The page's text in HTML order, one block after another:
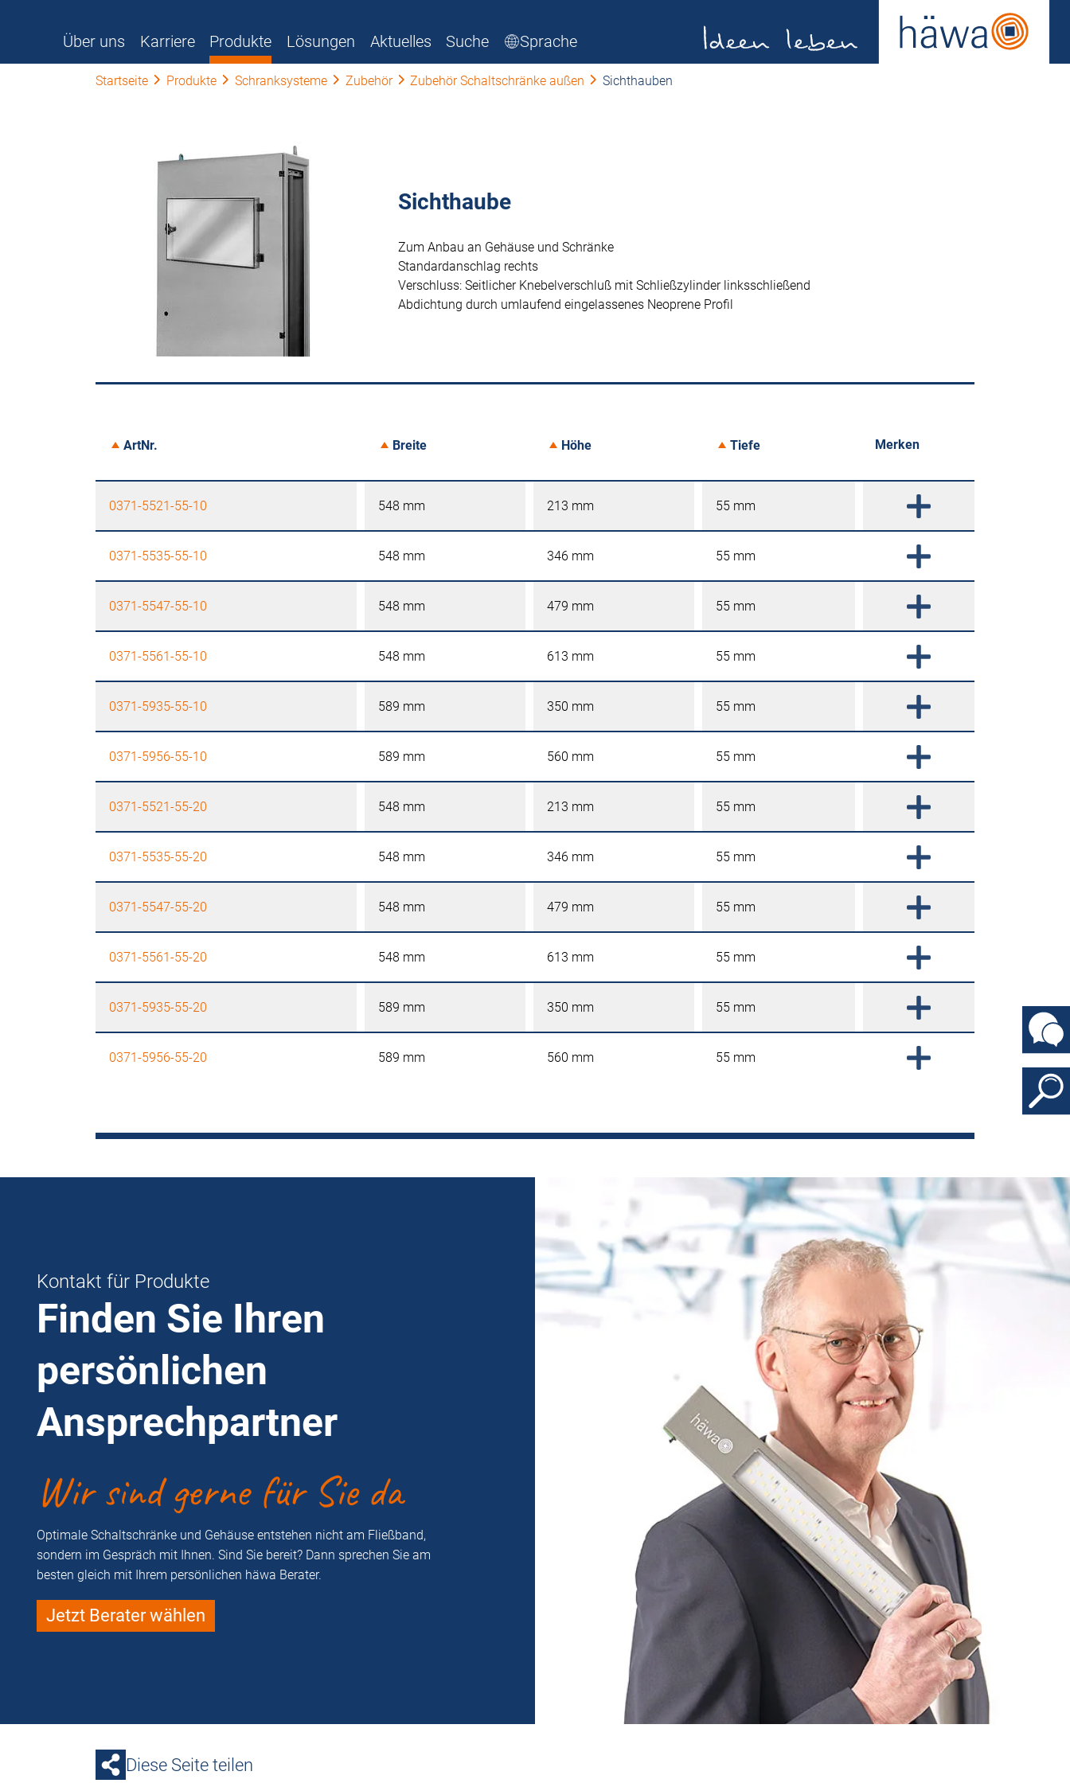
Über uns Karriere Produkte Lösungen Aktuelles Suche Sprache
Startseite Produkte Schranksysteme Zubehör Zubehör Schaltschränke außen Sichthauben
Sichthaube
Zum Anbau an Gehäuse und Schränke
Standardanschlag rechts
Verschluss: Seitlicher Knebelverschluß mit Schließzylinder linksschließend
Abdichtung durch umlaufend eingelassenes Neoprene Profil
ArtNr. Breite Höhe Tiefe Merken
0371-5521-55-10 548 mm 213 mm 55 mm
0371-5535-55-10 548 mm 346 mm 55 mm
0371-5547-55-10 548 mm 479 mm 55 mm
0371-5561-55-10 548 mm 613 mm 55 mm
0371-5935-55-10 589 mm 350 mm 55 mm
0371-5956-55-10 589 mm 560 mm 55 mm
0371-5521-55-20 548 mm 213 mm 55 mm
0371-5535-55-20 548 mm 346 mm 55 mm
0371-5547-55-20 548 mm 479 mm 55 mm
0371-5561-55-20 548 mm 613 mm 55 mm
0371-5935-55-20 589 mm 350 mm 55 mm
0371-5956-55-20 589 mm 560 mm 55 mm
Kontakt für Produkte
Finden Sie Ihren
persönlichen
Ansprechpartner
Wir sind gerne für Sie da
Optimale Schaltschränke und Gehäuse entstehen nicht am Fließband,
sondern im Gespräch mit Ihnen. Sind Sie bereit? Dann sprechen Sie am
besten gleich mit Ihrem persönlichen häwa Berater.
Jetzt Berater wählen
Diese Seite teilen